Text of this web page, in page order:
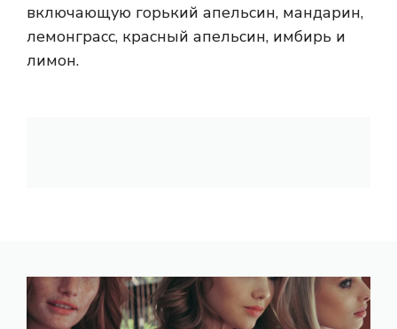
включающую горький апельсин, мандарин,
лемонграсс, красный апельсин, имбирь и
лимон.